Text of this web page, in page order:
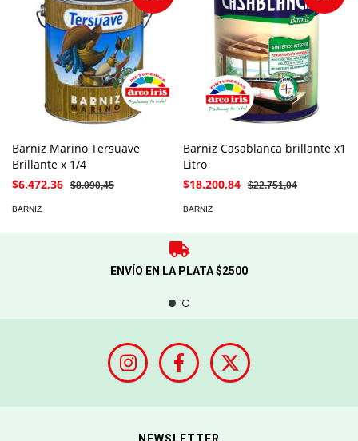
Barniz Marino Tersuave
Brillante x 1/4
$6.472,36
$8.090,45
BARNIZ
Barniz Casablanca brillante x1
Litro
$18.200,84
$22.751,04
BARNIZ
ENVÍO EN LA PLATA $2500